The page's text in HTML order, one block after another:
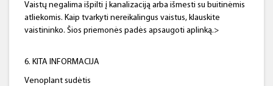
Vaistų negalima išpilti į kanalizaciją arba išmesti su buitinėmis
atliekomis. Kaip tvarkyti nereikalingus vaistus, klauskite
vaistininko. Šios priemonės padės apsaugoti aplinką.>
6. KITA INFORMACIJA
Venoplant sudėtis